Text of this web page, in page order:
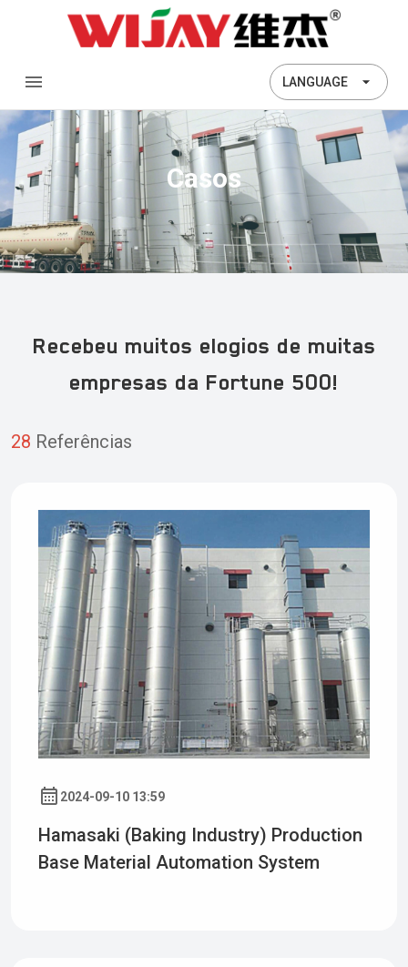
LANGUAGE
Casos
Recebeu muitos elogios de muitas
empresas da Fortune 500!
28 Referências
2024-09-10 13:59
Hamasaki (baking Industry) Production
Base Material Automation System